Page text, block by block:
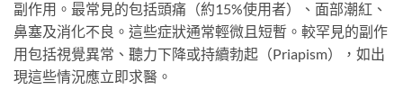
副作用。最常見的包括頭痛（約15%使用者）、面部潮紅、
鼻塞及消化不良。這些症狀通常輕微且短暫。較罕見的副作
用包括視覺異常、聽力下降或持續勃起（Priapism），如出
現這些情況應立即求醫。